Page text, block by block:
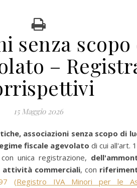
senza
–
15 Maggio 2026
associazioni senza scopo di
fiscale agevolato di cui all'art.
unica registrazione,
attività commerciali, con
(Registro IVA Minori per le